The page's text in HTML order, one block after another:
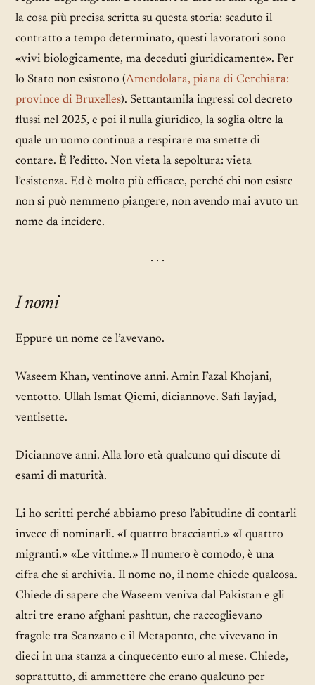
la cosa più precisa scritta su questa storia: scaduto il
contratto a tempo determinato, questi lavoratori sono
«vivi biologicamente, ma deceduti giuridicamente». Per
lo Stato non esistono (Amendolara, piana di Cerchiara:
province di Bruxelles). Settantamila ingressi col decreto
flussi nel 2025, e poi il nulla giuridico, la soglia oltre la
quale un uomo continua a respirare ma smette di
contare. È l’editto. Non vieta la sepoltura: vieta
l’esistenza. Ed è molto più efficace, perché chi non esiste
non si può nemmeno piangere, non avendo mai avuto un
nome da incidere.
· · ·
I nomi
Eppure un nome ce l’avevano.
Waseem Khan, ventinove anni. Amin Fazal Khojani,
ventotto. Ullah Ismat Qiemi, diciannove. Safi Iayjad,
ventisette.
Diciannove anni. Alla loro età qualcuno qui discute di
esami di maturità.
Li ho scritti perché abbiamo preso l’abitudine di contarli
invece di nominarli. «I quattro braccianti.» «I quattro
migranti.» «Le vittime.» Il numero è comodo, è una
cifra che si archivia. Il nome no, il nome chiede qualcosa.
Chiede di sapere che Waseem veniva dal Pakistan e gli
altri tre erano afghani pashtun, che raccoglievano
fragole tra Scanzano e il Metaponto, che vivevano in
dieci in una stanza a cinquecento euro al mese. Chiede,
soprattutto, di ammettere che erano qualcuno per